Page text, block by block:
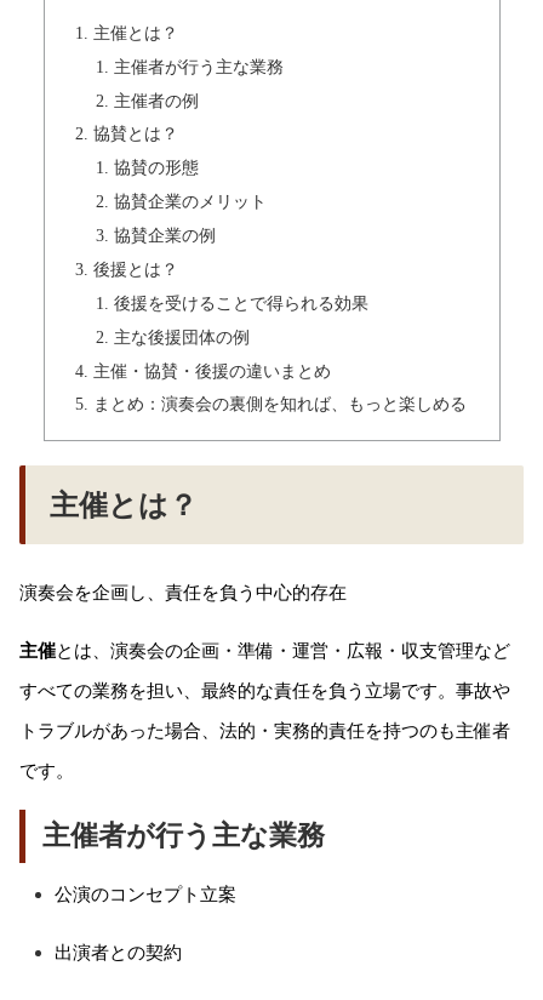
主催とは？
主催者が行う主な業務
主催者の例
協賛とは？
協賛の形態
協賛企業のメリット
協賛企業の例
後援とは？
後援を受けることで得られる効果
主な後援団体の例
主催・協賛・後援の違いまとめ
まとめ：演奏会の裏側を知れば、もっと楽しめる
主催とは？
演奏会を企画し、責任を負う中心的存在
主催とは、演奏会の企画・準備・運営・広報・収支管理など
すべての業務を担い、最終的な責任を負う立場です。事故や
トラブルがあった場合、法的・実務的責任を持つのも主催者
です。
主催者が行う主な業務
公演のコンセプト立案
出演者との契約